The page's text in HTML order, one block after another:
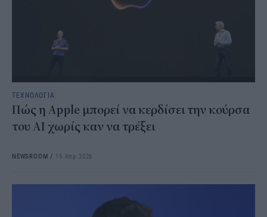
ΤΕΧΝΟΛΟΓΙΑ
Πώς η Apple μπορεί να κερδίσει την κούρσα
του AI χωρίς καν να τρέξει
NEWSROOM / 15 Απρ 2026